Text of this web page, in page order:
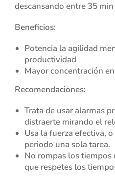
descansando entre 35 min
Beneficios:
Potencia la agilidad
productividad
Mayor concentración
Recomendaciones:
Trata de usar alarmas
distraerte mirando el
Usa la fuerza efectiva,
periodo una sola tarea.
No rompas los
que respetes los